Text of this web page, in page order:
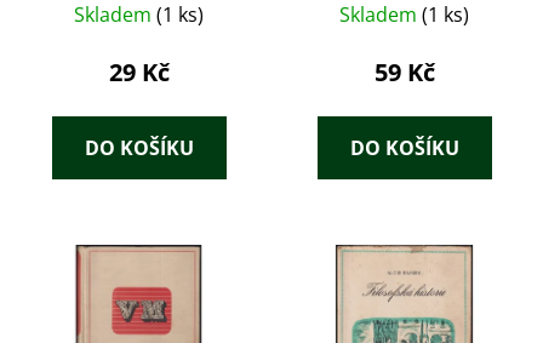
Skladem (1 ks)
29 Kč
DO KOŠÍKU
Skladem (1 ks)
59 Kč
DO KOŠÍKU